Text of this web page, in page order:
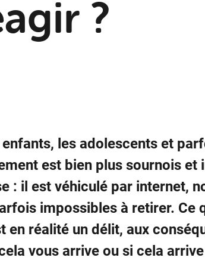
?
les adolescents et
est bien plus sournois
: il est véhiculé par internet,
impossibles à retirer. Ce
en réalité un délit, aux
vous arrive ou si cela